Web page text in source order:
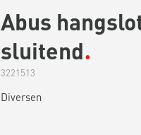
Abus
sluitend
3221513
Diversen